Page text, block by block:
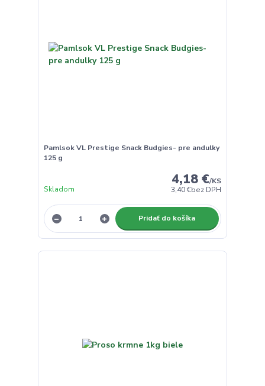
Pamlsok VL Prestige Snack Budgies- pre andulky
125 g
4,18 €/KS
3,40 €bez DPH
Skladom
Pridať do košíka